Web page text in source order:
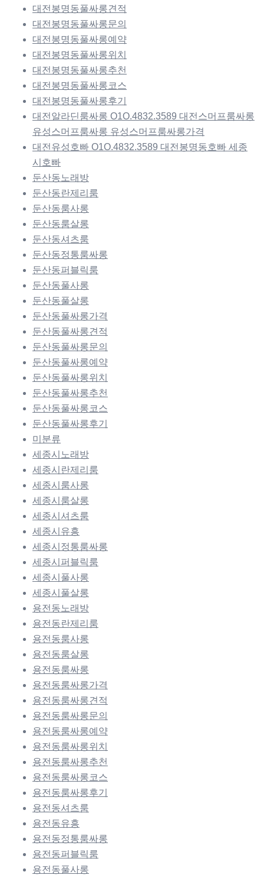
대전봉명동풀싸롱견적
대전봉명동풀싸롱문의
대전봉명동풀싸롱예약
대전봉명동풀싸롱위치
대전봉명동풀싸롱추천
대전봉명동풀싸롱코스
대전봉명동풀싸롱후기
대전알라딘룸싸롱 O1O.4832.3589 대전스머프룸싸롱
유성스머프룸싸롱 유성스머프룸싸롱가격
대전유성호빠 O1O.4832.3589 대전봉명동호빠 세종
시호빠
둔산동노래방
둔산동란제리룸
둔산동룸사롱
둔산동룸살롱
둔산동셔츠룸
둔산동정통룸싸롱
둔산동퍼블릭룸
둔산동풀사롱
둔산동풀살롱
둔산동풀싸롱가격
둔산동풀싸롱견적
둔산동풀싸롱문의
둔산동풀싸롱예약
둔산동풀싸롱위치
둔산동풀싸롱추천
둔산동풀싸롱코스
둔산동풀싸롱후기
미분류
세종시노래방
세종시란제리룸
세종시룸사롱
세종시룸살롱
세종시셔츠룸
세종시유흥
세종시정통룸싸롱
세종시퍼블릭룸
세종시풀사롱
세종시풀살롱
용전동노래방
용전동란제리룸
용전동룸사롱
용전동룸살롱
용전동룸싸롱
용전동룸싸롱가격
용전동룸싸롱견적
용전동룸싸롱문의
용전동룸싸롱예약
용전동룸싸롱위치
용전동룸싸롱추천
용전동룸싸롱코스
용전동룸싸롱후기
용전동셔츠룸
용전동유흥
용전동정통룸싸롱
용전동퍼블릭룸
용전동풀사롱